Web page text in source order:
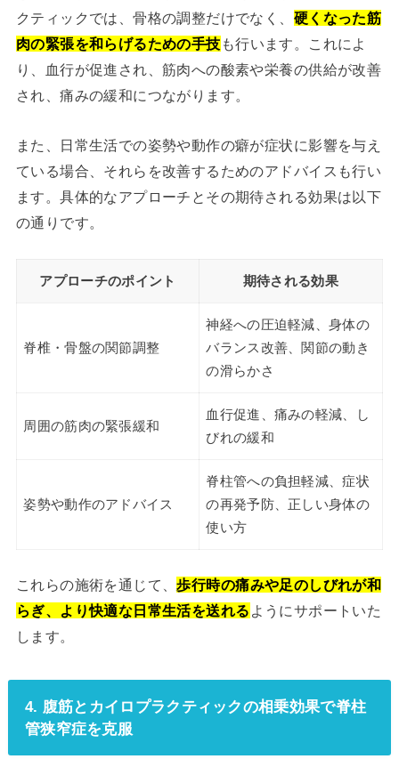
クティックでは、骨格の調整だけでなく、 硬くなった筋
肉の緊張を和らげるための手技 も行います。これによ
り、血行が促進され、筋肉への酸素や栄養の供給が改善
され、痛みの緩和につながります。
また、日常生活での姿勢や動作の癖が症状に影響を与え
ている場合、それらを改善するためのアドバイスも行い
ます。具体的なアプローチとその期待される効果は以下
の通りです。
アプローチのポイント 期待される効果
脊椎・骨盤の関節調整
神経への圧迫軽減、身体の
バランス改善、関節の動き
の滑らかさ
周囲の筋肉の緊張緩和
血行促進、痛みの軽減、し
びれの緩和
姿勢や動作のアドバイス
脊柱管への負担軽減、症状
の再発予防、正しい身体の
使い方
これらの施術を通じて、歩行時の痛みや足のしびれが和
らぎ、より快適な日常生活を送れる ようにサポートいた
します。
4. 腹筋とカイロプラクティックの相乗効果で脊柱
管狭窄症を克服